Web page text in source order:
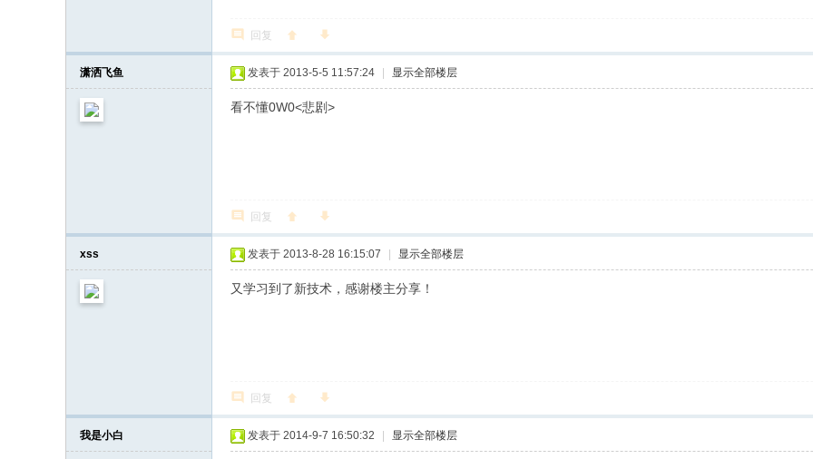
回复
潇洒飞鱼 发表于 2013-5-5 11:57:24 显示全部楼层
看不懂0W0<悲剧>
回复
xss 发表于 2013-8-28 16:15:07 显示全部楼层
又学习到了新技术，感谢楼主分享！
回复
我是小白 发表于 2014-9-7 16:50:32 显示全部楼层